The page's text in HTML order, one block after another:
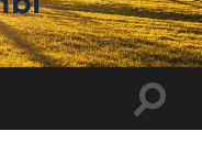
Toggle